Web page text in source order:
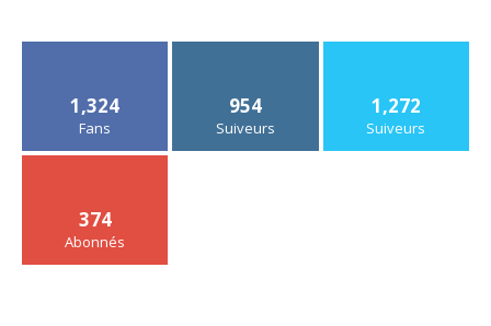
1,324
Fans
954
Suiveurs
1,272
Suiveurs
374
Abonnés